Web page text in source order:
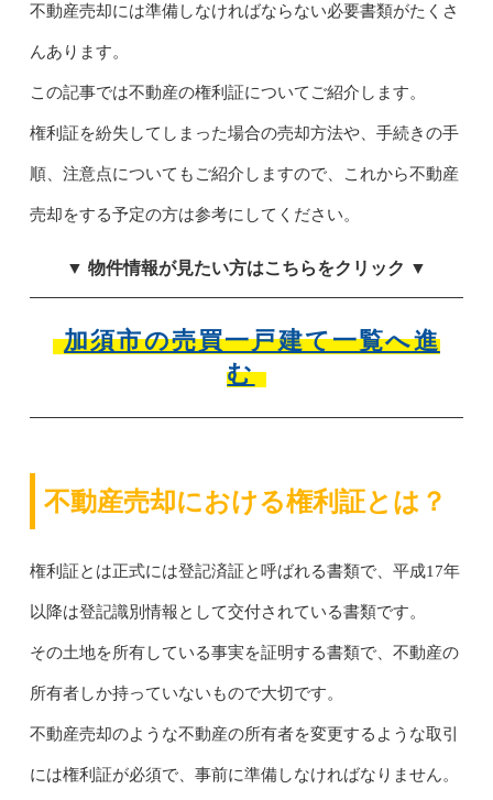
不動産売却には準備しなければならない必要書類がたくさ
んあります。
この記事では不動産の権利証についてご紹介します。
権利証を紛失してしまった場合の売却方法や、手続きの手
順、注意点についてもご紹介しますので、これから不動産
売却をする予定の方は参考にしてください。
▼ 物件情報が見たい方はこちらをクリック ▼
加須市の売買一戸建て一覧へ進
む
不動産売却における権利証とは？
権利証とは正式には登記済証と呼ばれる書類で、平成17年
以降は登記識別情報として交付されている書類です。
その土地を所有している事実を証明する書類で、不動産の
所有者しか持っていないもので大切です。
不動産売却のような不動産の所有者を変更するような取引
には権利証が必須で、事前に準備しなければなりません。